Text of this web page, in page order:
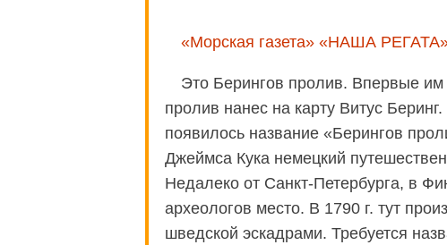
«Морская газета» «НАША
Это Берингов пролив. Впервые
пролив нанес на карту Витус
появилось название «Берингов
Джеймса Кука немецкий
Недалеко от Санкт-Петербурга, в
археологов место. В 1790 г. тут
шведской эскадрами. Требуется